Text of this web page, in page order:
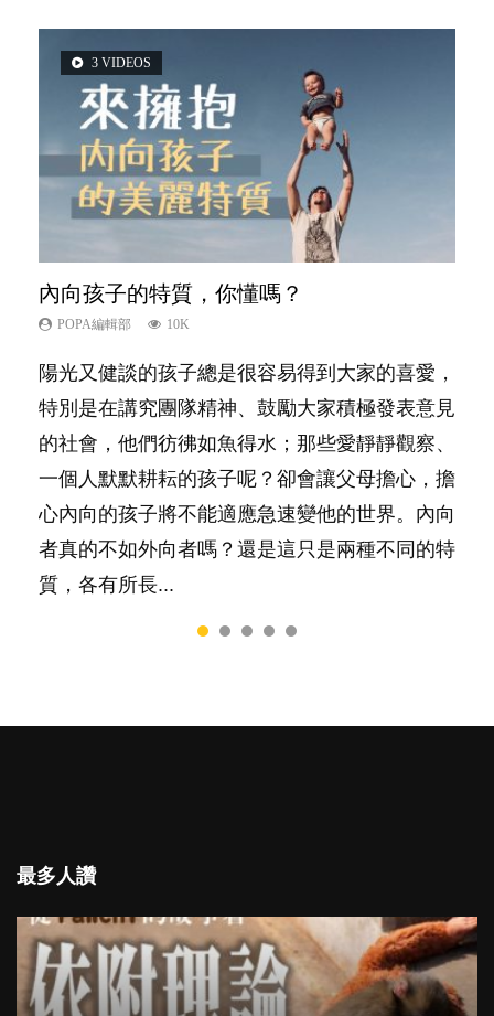
3 VIDEOS
內向孩子的特質，你懂嗎？
POPA編輯部 10K
陽光又健談的孩子總是很容易得到大家的喜愛，
特別是在講究團隊精神、鼓勵大家積極發表意見
的社會，他們彷彿如魚得水；那些愛靜靜觀察、
一個人默默耕耘的孩子呢？卻會讓父母擔心，擔
心內向的孩子將不能適應急速變他的世界。內向
者真的不如外向者嗎？還是這只是兩種不同的特
質，各有所長...
2 VIDEOS
想孩子學好外語，點做好？
POPA編輯部 9.9K
有人話學多種語言越早開始越好，有人卻說一時
間太多語言，會令孩子感到混淆，到底誰是誰
非？聽聽專家怎樣說，解開語言學習的迷思～...
6 VIDEOS
孩子能力天注定？
POPA編輯部 7.9K
很多父母都希望孩子係個「叻仔叻女」，學業別
太差，日常自理井井有條。這樣的孩子是萬中無
一，還是魚與熊掌，不能兼得？...
6 VIDEOS
愛孩子也別忘了愛自己，父母如何關顧自
己的身心靈？
照顧孩子衣食住行、陪同兒女應對功課測驗，還
要陪玩製造親子時間，尚要處理家中雜項要
務……當父母的，有千百個任務要做。可惜，有
一樣重要至極的，總被遺漏——關注自己的情緒
和心理健康。...
5 VIDEOS
夫妻必看！經營婚姻，沒捷徑
POPA編輯部 22.9K
你是不是也曾經以為只要跟相愛的人結婚，就自
然能走到白頭，但生了孩子卻發現事情不如你所
料？ 經營婚姻，不如我們想像的簡單，卻也不
是大家說得那麼難。一起來認識婚姻的真相！...
最多人讚